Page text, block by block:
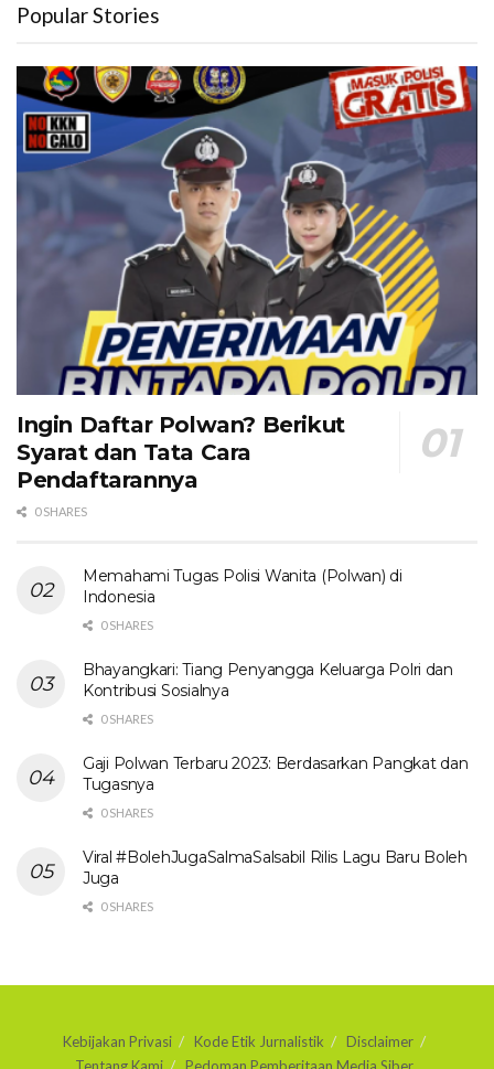
Popular Stories
Ingin Daftar Polwan? Berikut
Syarat dan Tata Cara
Pendaftarannya
0 SHARES
Memahami Tugas Polisi Wanita (Polwan) di
Indonesia
0 SHARES
Bhayangkari: Tiang Penyangga Keluarga Polri dan
Kontribusi Sosialnya
0 SHARES
Gaji Polwan Terbaru 2023: Berdasarkan Pangkat dan
Tugasnya
0 SHARES
Viral #BolehJugaSalmaSalsabil Rilis Lagu Baru Boleh
Juga
0 SHARES
Kebijakan Privasi Kode Etik Jurnalistik
Disclaimer